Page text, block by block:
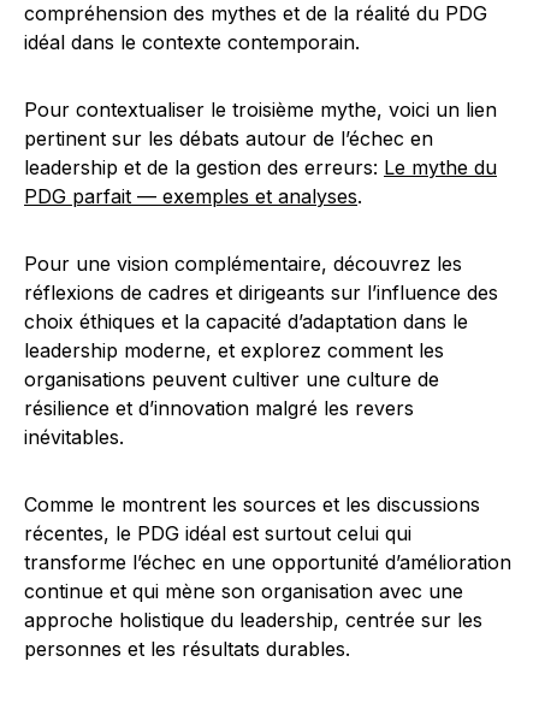
compréhension des mythes et de la réalité du PDG
idéal dans le contexte contemporain.
Pour contextualiser le troisième mythe, voici un lien
pertinent sur les débats autour de l’échec en
leadership et de la gestion des erreurs: Le mythe du
PDG parfait — exemples et analyses.
Pour une vision complémentaire, découvrez les
réflexions de cadres et dirigeants sur l’influence des
choix éthiques et la capacité d’adaptation dans le
leadership moderne, et explorez comment les
organisations peuvent cultiver une culture de
résilience et d’innovation malgré les revers
inévitables.
Comme le montrent les sources et les discussions
récentes, le PDG idéal est surtout celui qui
transforme l’échec en une opportunité d’amélioration
continue et qui mène son organisation avec une
approche holistique du leadership, centrée sur les
personnes et les résultats durables.